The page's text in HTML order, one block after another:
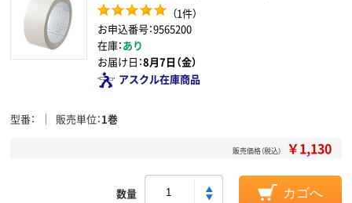
（1件）
お申込番号：9565200
在庫：あり
お届け日：8月7日（金）
アスクル在庫商品
型番 販売単位 1巻
販売価格（税込） ￥1,130
数量 カゴへ